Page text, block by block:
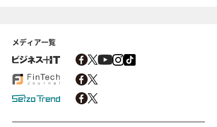
メディア一覧